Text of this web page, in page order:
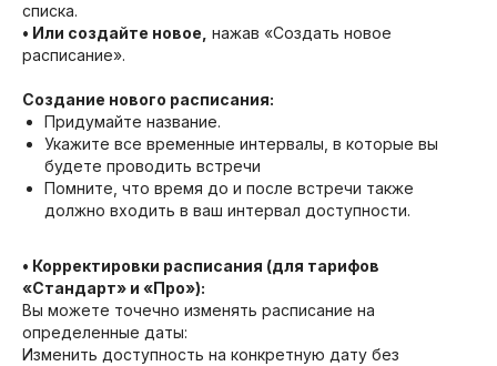
списка.
• Или создайте новое, нажав «Создать новое
расписание».
Создание нового расписания:
Придумайте название.
Укажите все временные интервалы, в которые вы
будете проводить встречи
Помните, что время до и после встречи также
должно входить в ваш интервал доступности.
• Корректировки расписания (для тарифов
«Стандарт» и «Про»):
Вы можете точечно изменять расписание на
определенные даты:
Изменить доступность на конкретную дату без